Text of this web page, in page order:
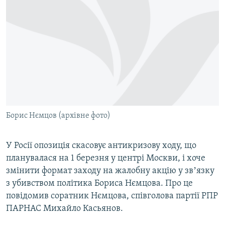
ІНФОГРАФІКА
ДОЛУЧАЙСЯ!
Усі сайти RFE/RL
Борис Нємцов (архівне фото)
У Росії опозиція скасовує антикризову ходу, що
планувалася на 1 березня у центрі Москви, і хоче
змінити формат заходу на жалобну акцію у звʼязку
з убивством політика Бориса Нємцова. Про це
повідомив соратник Нємцова, співголова партії РПР
ПАРНАС Михайло Касьянов.